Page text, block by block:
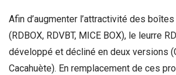
Afin d’augmenter l’attractivité des
(RDBOX, RDVBT, MICE BOX), le leurre
développé et décliné en deux versions
Cacahuète). En remplacement de ces